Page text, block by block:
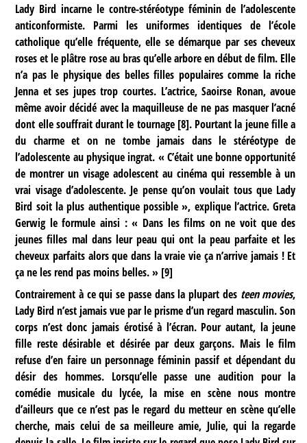
Lady Bird incarne le contre-stéréotype féminin de l’adolescente
anticonformiste. Parmi les uniformes identiques de l’école
catholique qu’elle fréquente, elle se démarque par ses cheveux
roses et le plâtre rose au bras qu’elle arbore en début de film. Elle
n’a pas le physique des belles filles populaires comme la riche
Jenna et ses jupes trop courtes. L’actrice, Saoirse Ronan, avoue
même avoir décidé avec la maquilleuse de ne pas masquer l’acné
dont elle souffrait durant le tournage[8]. Pourtant la jeune fille a
du charme et on ne tombe jamais dans le stéréotype de
l’adolescente au physique ingrat. « C’était une bonne opportunité
de montrer un visage adolescent au cinéma qui ressemble à un
vrai visage d’adolescente. Je pense qu’on voulait tous que Lady
Bird soit la plus authentique possible », explique l’actrice. Greta
Gerwig le formule ainsi : « Dans les films on ne voit que des
jeunes filles mal dans leur peau qui ont la peau parfaite et les
cheveux parfaits alors que dans la vraie vie ça n’arrive jamais ! Et
ça ne les rend pas moins belles. » [9]
Contrairement à ce qui se passe dans la plupart des teen movies,
Lady Bird n’est jamais vue par le prisme d’un regard masculin. Son
corps n’est donc jamais érotisé à l’écran. Pour autant, la jeune
fille reste désirable et désirée par deux garçons. Mais le film
refuse d’en faire un personnage féminin passif et dépendant du
désir des hommes. Lorsqu’elle passe une audition pour la
comédie musicale du lycée, la mise en scène nous montre
d’ailleurs que ce n’est pas le regard du metteur en scène qu’elle
cherche, mais celui de sa meilleure amie, Julie, qui la regarde